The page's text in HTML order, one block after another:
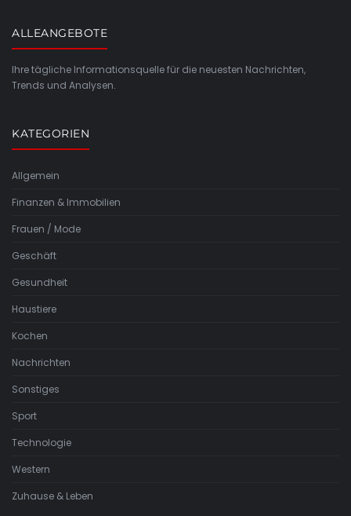
ALLEANGEBOTE
Ihre tägliche Informationsquelle für die neuesten Nachrichten,
Trends und Analysen.
KATEGORIEN
Allgemein
Finanzen & Immobilien
Frauen / Mode
Geschäft
Gesundheit
Haustiere
Kochen
Nachrichten
Sonstiges
Sport
Technologie
Western
Zuhause & Leben